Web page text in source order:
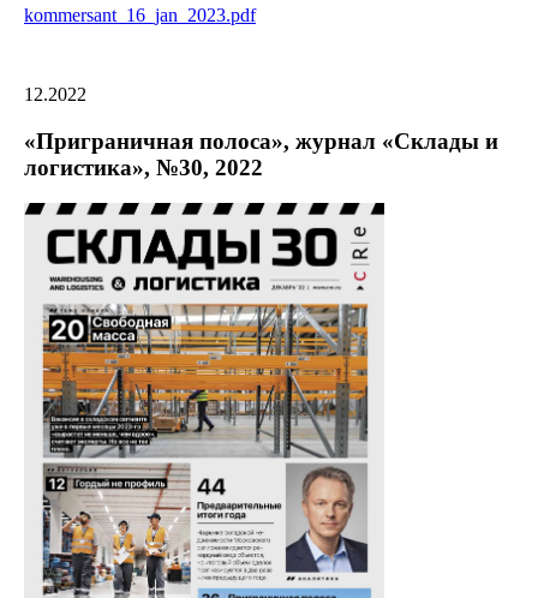
kommersant_16_jan_2023.pdf
12.2022
«Приграничная полоса», журнал «Склады и
логистика», №30, 2022